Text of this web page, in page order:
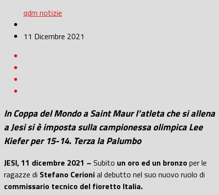
qdm notizie
11 Dicembre 2021
In Coppa del Mondo a Saint Maur l’atleta che si allena
a Jesi si è imposta sulla campionessa olimpica Lee
Kiefer per 15-14. Terza la Palumbo
JESI, 11 dicembre 2021 – Subito un oro ed un bronzoper le
ragazze di Stefano Cerionial debutto nel suo nuovo ruolo di
commissario tecnico del fioretto Italia.